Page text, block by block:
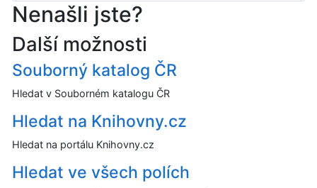
Nenašli jste?
Další možnosti
Souborný katalog ČR
Hledat v Souborném katalogu ČR
Hledat na Knihovny.cz
Hledat na portálu Knihovny.cz
Hledat ve všech polích